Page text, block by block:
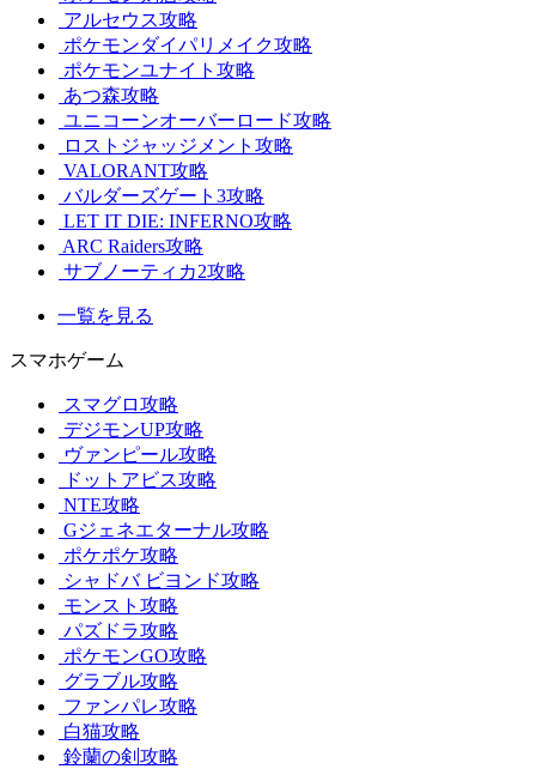
アルセウス攻略
ポケモンダイパリメイク攻略
ポケモンユナイト攻略
あつ森攻略
ユニコーンオーバーロード攻略
ロストジャッジメント攻略
VALORANT攻略
バルダーズゲート3攻略
LET IT DIE: INFERNO攻略
ARC Raiders攻略
サブノーティカ2攻略
一覧を見る
スマホゲーム
スマグロ攻略
デジモンUP攻略
ヴァンピール攻略
ドットアビス攻略
NTE攻略
Gジェネエターナル攻略
ポケポケ攻略
シャドバ ビヨンド攻略
モンスト攻略
パズドラ攻略
ポケモンGO攻略
グラブル攻略
ファンパレ攻略
白猫攻略
鈴蘭の剣攻略